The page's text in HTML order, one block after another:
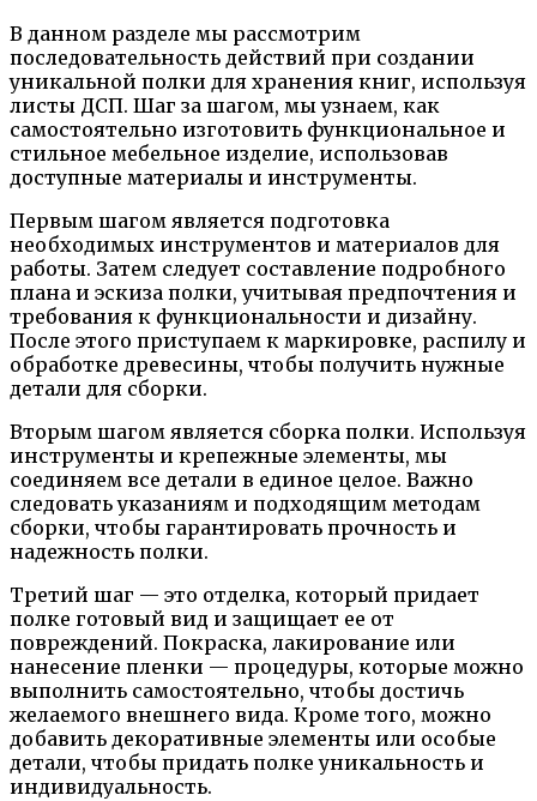
В данном разделе мы рассмотрим
последовательность действий при создании
уникальной полки для хранения книг, используя
листы ДСП. Шаг за шагом, мы узнаем, как
самостоятельно изготовить функциональное и
стильное мебельное изделие, использовав
доступные материалы и инструменты.
Первым шагом является подготовка
необходимых инструментов и материалов для
работы. Затем следует составление подробного
плана и эскиза полки, учитывая предпочтения и
требования к функциональности и дизайну.
После этого приступаем к маркировке, распилу и
обработке древесины, чтобы получить нужные
детали для сборки.
Вторым шагом является сборка полки. Используя
инструменты и крепежные элементы, мы
соединяем все детали в единое целое. Важно
следовать указаниям и подходящим методам
сборки, чтобы гарантировать прочность и
надежность полки.
Третий шаг — это отделка, который придает
полке готовый вид и защищает ее от
повреждений. Покраска, лакирование или
нанесение пленки — процедуры, которые можно
выполнить самостоятельно, чтобы достичь
желаемого внешнего вида. Кроме того, можно
добавить декоративные элементы или особые
детали, чтобы придать полке уникальность и
индивидуальность.